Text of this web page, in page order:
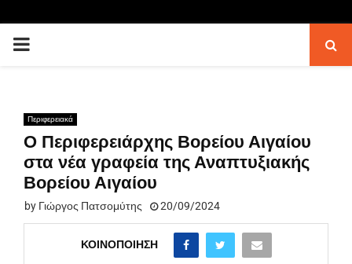
PRIMARY
Περιφερειακά
Ο Περιφερειάρχης Βορείου Αιγαίου
στα νέα γραφεία της Αναπτυξιακής
Βορείου Αιγαίου
by Γιώργος Πατσομύτης 20/09/2024
ΚΟΙΝΟΠΟΊΗΣΗ